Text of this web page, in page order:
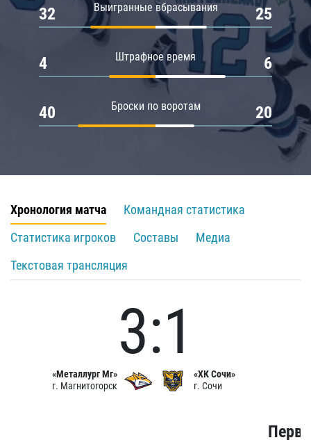
Выигранные вбрасывания
32 25
Штрафное время
4 6
Броски по воротам
40 20
Хронология матча
Командная статистика
Статистика игроков
Составы
Медиа
Текстовая трансляция
«Металлург Мг»
г. Магнитогорск
3:1
«ХК Сочи»
г. Сочи